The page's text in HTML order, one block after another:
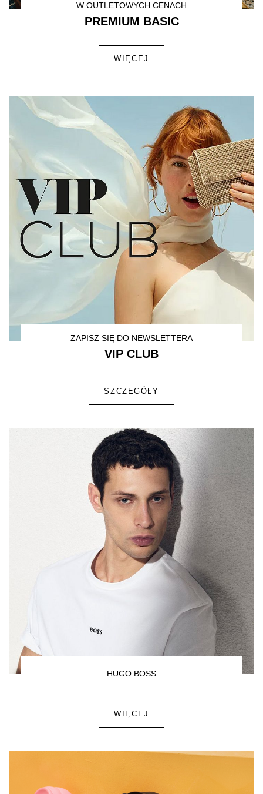
W OUTLETOWYCH CENACH
PREMIUM BASIC
WIĘCEJ
ZAPISZ SIĘ DO NEWSLETTERA
VIP CLUB
SZCZEGÓŁY
HUGO BOSS
WIĘCEJ